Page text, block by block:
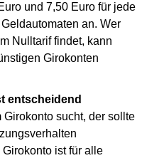
und 7,50 Euro für jede
an. Wer
Nulltarif findet, kann
Girokonten
entscheidend
sucht, der sollte
ist für alle